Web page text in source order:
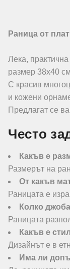
Раница от
Лека,
размер 38х40
С красив
и кожени
Предлагат се
Често
Какъв е
Размерът на
От какъв
Раницата е
Колко
Раницата
Какъв е
Дизайнът е в
Има ли